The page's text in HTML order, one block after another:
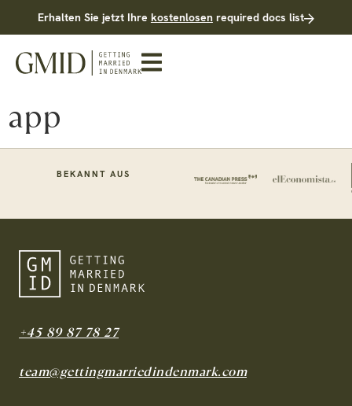
Erhalten Sie jetzt Ihre kostenlosenrequired docs list
app
BEKANNT AUS
+45 89 87 78 27
team@gettingmarriedindenmark.com